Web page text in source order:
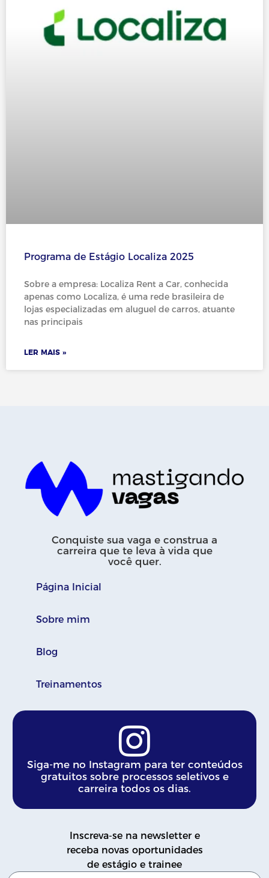
Programa de Estágio Localiza 2025
Sobre a empresa: Localiza Rent a Car, conhecida
apenas como Localiza, é uma rede brasileira de
lojas especializadas em aluguel de carros, atuante
nas principais
LER MAIS »
Conquiste sua vaga e construa a
carreira que te leva à vida que
você quer.
Página Inicial
Sobre mim
Blog
Treinamentos
Siga-me no Instagram para ter conteúdos
gratuitos sobre processos seletivos e
carreira todos os dias.
Inscreva-se na newsletter e
receba novas oportunidades
de estágio e trainee